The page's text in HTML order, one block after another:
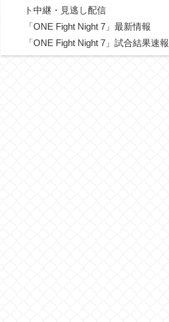
ト中継・見逃し配信
「ONE Fight Night 7」最新情報
「ONE Fight Night 7」試合結果速報